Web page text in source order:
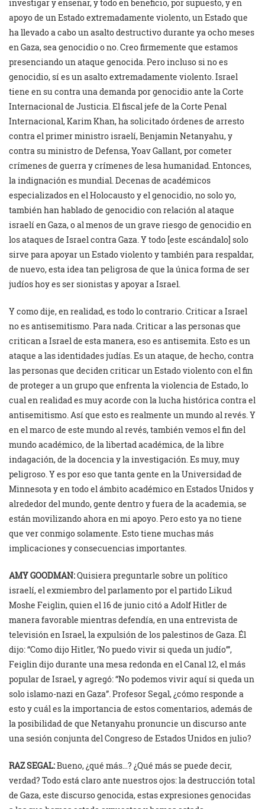
investigar y enseñar, y todo en beneficio, por supuesto, y en
apoyo de un Estado extremadamente violento, un Estado que
ha llevado a cabo un asalto destructivo durante ya ocho meses
en Gaza, sea genocidio o no. Creo firmemente que estamos
presenciando un ataque genocida. Pero incluso si no es
genocidio, sí es un asalto extremadamente violento. Israel
tiene en su contra una demanda por genocidio ante la Corte
Internacional de Justicia. El fiscal jefe de la Corte Penal
Internacional, Karim Khan, ha solicitado órdenes de arresto
contra el primer ministro israelí, Benjamin Netanyahu, y
contra su ministro de Defensa, Yoav Gallant, por cometer
crímenes de guerra y crímenes de lesa humanidad. Entonces,
la indignación es mundial. Decenas de académicos
especializados en el Holocausto y el genocidio, no solo yo,
también han hablado de genocidio con relación al ataque
israelí en Gaza, o al menos de un grave riesgo de genocidio en
los ataques de Israel contra Gaza. Y todo [este escándalo] solo
sirve para apoyar un Estado violento y también para respaldar,
de nuevo, esta idea tan peligrosa de que la única forma de ser
judíos hoy es ser sionistas y apoyar a Israel.
Y como dije, en realidad, es todo lo contrario. Criticar a Israel
no es antisemitismo. Para nada. Criticar a las personas que
critican a Israel de esta manera, eso es antisemita. Esto es un
ataque a las identidades judías. Es un ataque, de hecho, contra
las personas que deciden criticar un Estado violento con el fin
de proteger a un grupo que enfrenta la violencia de Estado, lo
cual en realidad es muy acorde con la lucha histórica contra el
antisemitismo. Así que esto es realmente un mundo al revés. Y
en el marco de este mundo al revés, también vemos el fin del
mundo académico, de la libertad académica, de la libre
indagación, de la docencia y la investigación. Es muy, muy
peligroso. Y es por eso que tanta gente en la Universidad de
Minnesota y en todo el ámbito académico en Estados Unidos y
alrededor del mundo, gente dentro y fuera de la academia, se
están movilizando ahora en mi apoyo. Pero esto ya no tiene
que ver conmigo solamente. Esto tiene muchas más
implicaciones y consecuencias importantes.
AMY GOODMAN:Quisiera preguntarle sobre un político
israelí, el exmiembro del parlamento por el partido Likud
Moshe Feiglin, quien el 16 de junio citó a Adolf Hitler de
manera favorable mientras defendía, en una entrevista de
televisión en Israel, la expulsión de los palestinos de Gaza. Él
dijo: “Como dijo Hitler, ‘No puedo vivir si queda un judío’”,
Feiglin dijo durante una mesa redonda en el Canal 12, el más
popular de Israel, y agregó: “No podemos vivir aquí si queda un
solo islamo-nazi en Gaza”. Profesor Segal, ¿cómo responde a
esto y cuál es la importancia de estos comentarios, además de
la posibilidad de que Netanyahu pronuncie un discurso ante
una sesión conjunta del Congreso de Estados Unidos en julio?
RAZ SEGAL:Bueno, ¿qué más…? ¿Qué más se puede decir,
verdad? Todo está claro ante nuestros ojos: la destrucción total
de Gaza, este discurso genocida, estas expresiones genocidas